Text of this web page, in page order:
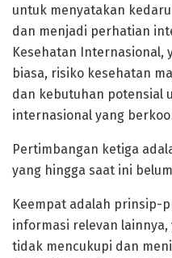
untuk menyatakan
dan menjadi perhatian
Kesehatan Internasional,
biasa, risiko kesehatan
dan kebutuhan potensial
internasional yang
Pertimbangan ketiga
yang hingga saat ini
Keempat adalah prinsip-
informasi relevan
tidak mencukupi dan